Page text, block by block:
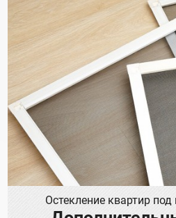
Остекление квартир